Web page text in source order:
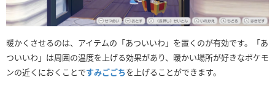
暖かくさせるのは、アイテムの「あついいわ」を置くのが有効です。「あ
ついいわ」は周囲の温度を上げる効果があり、暖かい場所が好きなポケモ
ンの近くにおくことですみごごちを上げることができます。